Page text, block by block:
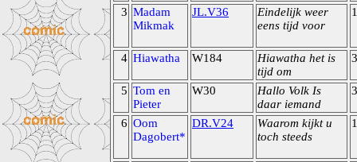
3 Madam
Mikmak
JL.V36
Eindelijk weer
eens tijd voor
1
4 Hiawatha W184
Hiawatha het is
tijd om
3
5 Tom en
Pieter
W30
Hallo Volk Is
daar iemand
3
6 Oom
Dagobert*
DR.V24
Waarom kijkt u
toch steeds
1